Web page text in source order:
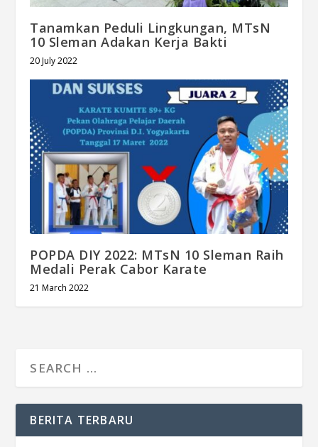
Tanamkan Peduli Lingkungan, MTsN
10 Sleman Adakan Kerja Bakti
20 July 2022
POPDA DIY 2022: MTsN 10 Sleman Raih
Medali Perak Cabor Karate
21 March 2022
BERITA TERBARU